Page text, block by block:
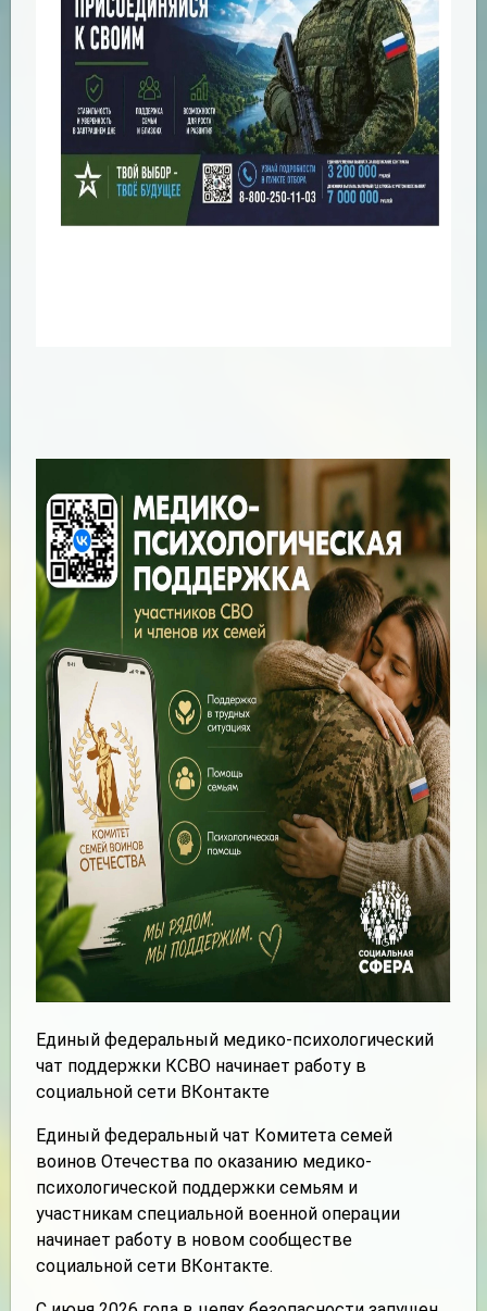
Единый федеральный медико-психологический
чат поддержки КСВО начинает работу в
социальной сети ВКонтакте
Единый федеральный чат Комитета семей
воинов Отечества по оказанию медико-
психологической поддержки семьям и
участникам специальной военной операции
начинает работу в новом сообществе
социальной сети ВКонтакте.